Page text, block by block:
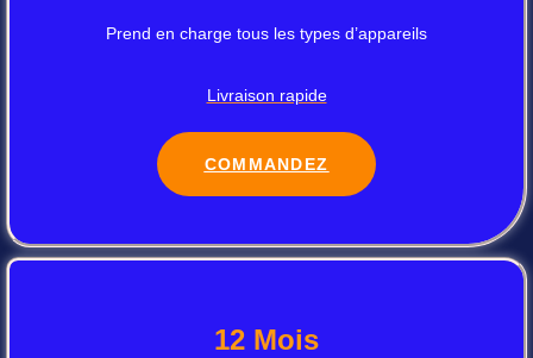
Prend en charge tous les types d’appareils
Livraison rapide
COMMANDEZ
12 Mois